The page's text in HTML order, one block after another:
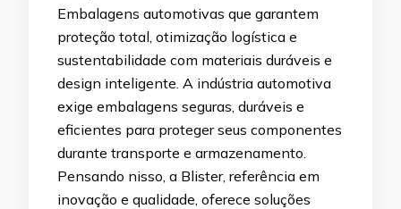
Embalagens automotivas que garantem
proteção total, otimização logística e
sustentabilidade com materiais duráveis e
design inteligente. A indústria automotiva
exige embalagens seguras, duráveis e
eficientes para proteger seus componentes
durante transporte e armazenamento.
Pensando nisso, a Blister, referência em
inovação e qualidade, oferece soluções